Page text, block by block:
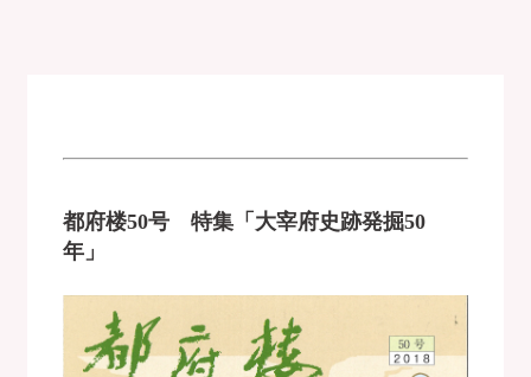
都府楼50号 特集「大宰府史跡発掘50
年」